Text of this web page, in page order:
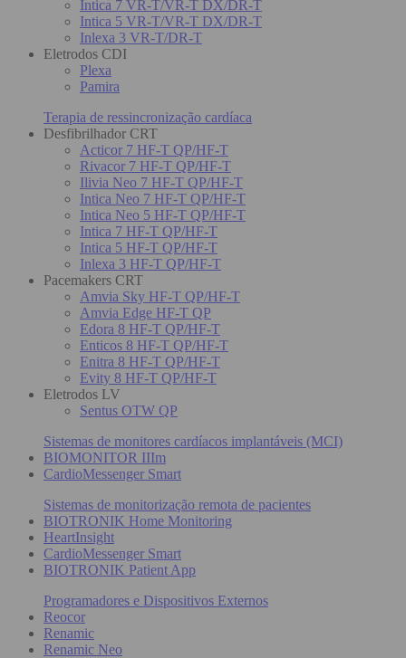
Intica 7 VR-T/VR-T DX/DR-T
Intica 5 VR-T/VR-T DX/DR-T
Inlexa 3 VR-T/DR-T
Eletrodos CDI
Plexa
Pamira
Terapia de ressincronização cardíaca
Desfibrilhador CRT
Acticor 7 HF-T QP/HF-T
Rivacor 7 HF-T QP/HF-T
Ilivia Neo 7 HF-T QP/HF-T
Intica Neo 7 HF-T QP/HF-T
Intica Neo 5 HF-T QP/HF-T
Intica 7 HF-T QP/HF-T
Intica 5 HF-T QP/HF-T
Inlexa 3 HF-T QP/HF-T
Pacemakers CRT
Amvia Sky HF-T QP/HF-T
Amvia Edge HF-T QP
Edora 8 HF-T QP/HF-T
Enticos 8 HF-T QP/HF-T
Enitra 8 HF-T QP/HF-T
Evity 8 HF-T QP/HF-T
Eletrodos LV
Sentus OTW QP
Sistemas de monitores cardíacos implantáveis (MCI)
BIOMONITOR IIIm
CardioMessenger Smart
Sistemas de monitorização remota de pacientes
BIOTRONIK Home Monitoring
HeartInsight
CardioMessenger Smart
BIOTRONIK Patient App
Programadores e Dispositivos Externos
Reocor
Renamic
Renamic Neo